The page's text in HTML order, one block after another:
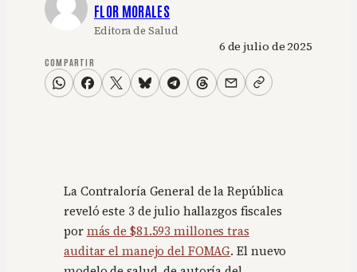
FLOR MORALES
Editora de Salud
6 de julio de 2025
COMPARTIR
La Contraloría General de la República
reveló este 3 de julio hallazgos fiscales
por más de $81.593 millones tras
auditar el manejo del FOMAG. El nuevo